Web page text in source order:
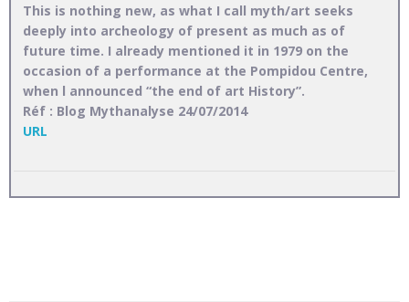
This is nothing new, as what I call myth/art seeks
deeply into archeology of present as much as of
future time. I already mentioned it in 1979 on the
occasion of a performance at the Pompidou Centre,
when l announced “the end of art History”.
Réf : Blog Mythanalyse 24/07/2014
URL